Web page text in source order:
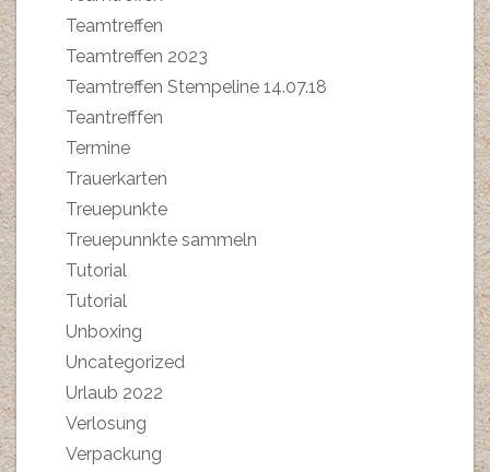
Teamtreffen
Teamtreffen 2023
Teamtreffen Stempeline 14.07.18
Teantrefffen
Termine
Trauerkarten
Treuepunkte
Treuepunnkte sammeln
Tutorial
Tutorial
Unboxing
Uncategorized
Urlaub 2022
Verlosung
Verpackung